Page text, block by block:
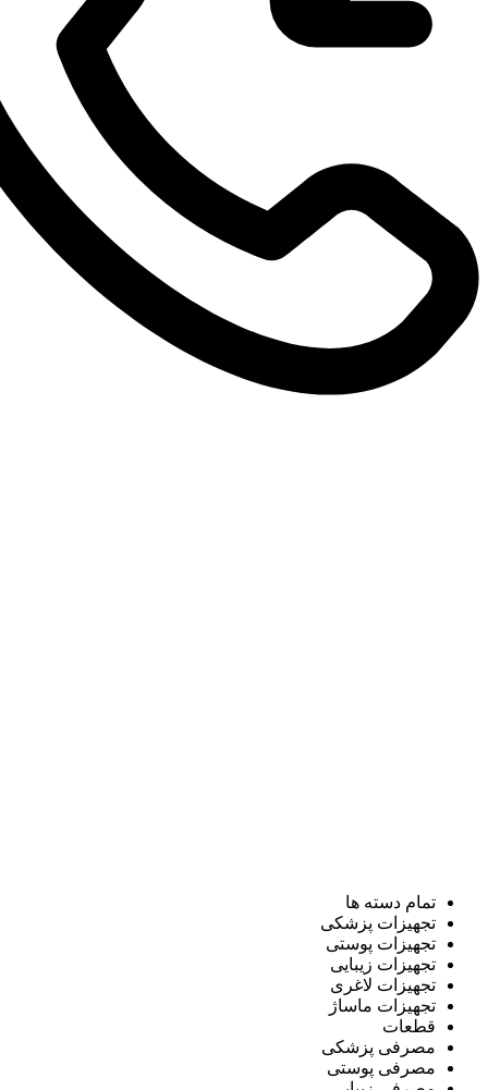
تمام دسته ها
تجهیزات پزشکی
تجهیزات پوستی
تجهیزات زیبایی
تجهیزات لاغری
تجهیزات ماساژ
قطعات
مصرفی پزشکی
مصرفی پوستی